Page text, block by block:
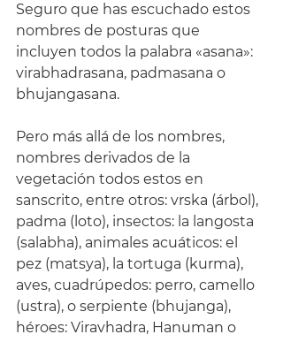
Seguro que has escuchado estos
nombres de posturas que
incluyen todos la palabra «asana»:
virabhadrasana, padmasana o
bhujangasana.
Pero más allá de los nombres,
nombres derivados de la
vegetación todos estos en
sanscrito, entre otros: vrska (árbol),
padma (loto), insectos: la langosta
(salabha), animales acuáticos: el
pez (matsya), la tortuga (kurma),
aves, cuadrúpedos: perro, camello
(ustra), o serpiente (bhujanga),
héroes: Viravhadra, Hanuman o